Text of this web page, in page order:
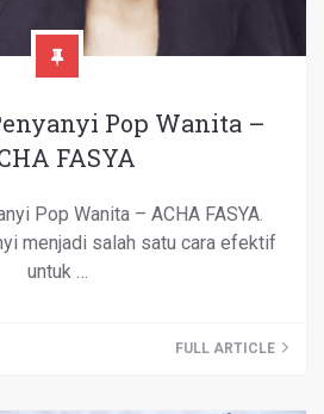
Pop Wanita –
FASYA
Pop Wanita – ACHA FASYA.
menjadi salah satu cara efektif
untuk …
FULL ARTICLE